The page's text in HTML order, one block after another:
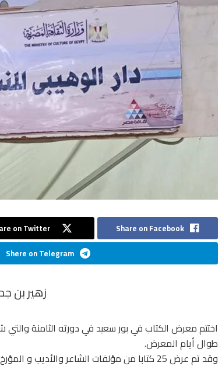
Share on Facebook
on Twitter
Shere on Telegram
زهير بن
اختتم معرض الكتاب في بور سعيد في دورته الثامنة
طوال أيام المعرض.
وقد تم عرض 25 كتابا من مؤلفات الشاعر والأديب و المؤرخ الدكتور علي الدرورة من المملكة العربية السعودية.